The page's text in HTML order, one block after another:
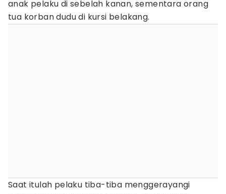
anak pelaku di sebelah kanan, sementara orang
tua korban dudu di kursi belakang.
Saat itulah pelaku tiba-tiba menggerayangi